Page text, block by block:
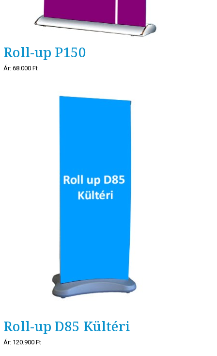
Roll-up P150
Ár: 68.000 Ft
Roll-up D85 Kültéri
Ár: 120.900 Ft